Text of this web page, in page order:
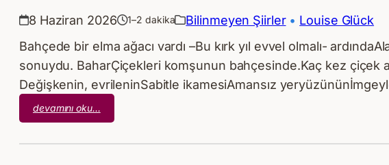
8 Haziran 2026 1–2 dakika Bilinmeyen Şiirler • Louise Glück
Bahçede bir elma ağacı vardı –Bu kırk yıl evvel olmalı-
sonuydu. BaharÇiçekleri komşunun bahçesinde.Kaç kez çiçek
Değişkenin, evrileninSabitle ikamesiAmansız
devamını oku…:
Louise